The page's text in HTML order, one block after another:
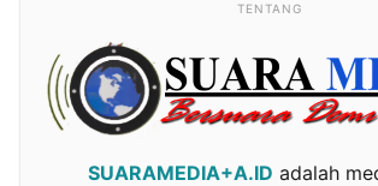
TENTANG
SUARAMEDIA+A.ID adalah